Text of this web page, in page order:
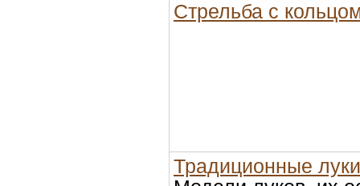
Стрельба с
Традиционные луки